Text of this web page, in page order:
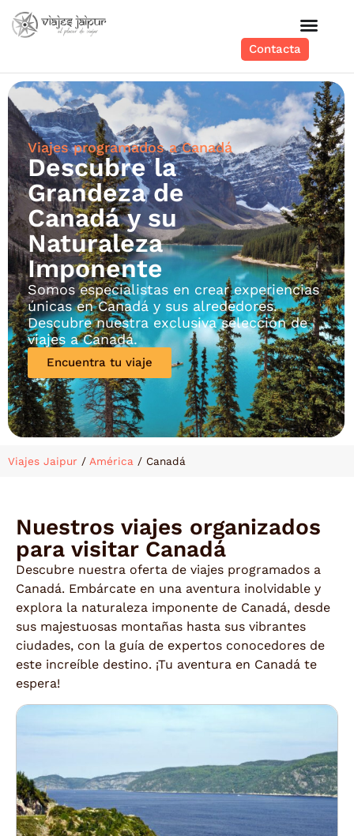
Contacta
Viajes programados a Canadá
Descubre la
Grandeza de
Canadá y su
Naturaleza
Imponente
Somos especialistas en crear experiencias
únicas en Canadá y sus alrededores.
Descubre nuestra exclusiva selección de
viajes a Canadá.
Encuentra tu viaje
Viajes Jaipur / América / Canadá
Nuestros viajes organizados
para visitar Canadá
Descubre nuestra oferta de viajes programados a
Canadá. Embárcate en una aventura inolvidable y
explora la naturaleza imponente de Canadá, desde
sus majestuosas montañas hasta sus vibrantes
ciudades, con la guía de expertos conocedores de
este increíble destino. ¡Tu aventura en Canadá te
espera!